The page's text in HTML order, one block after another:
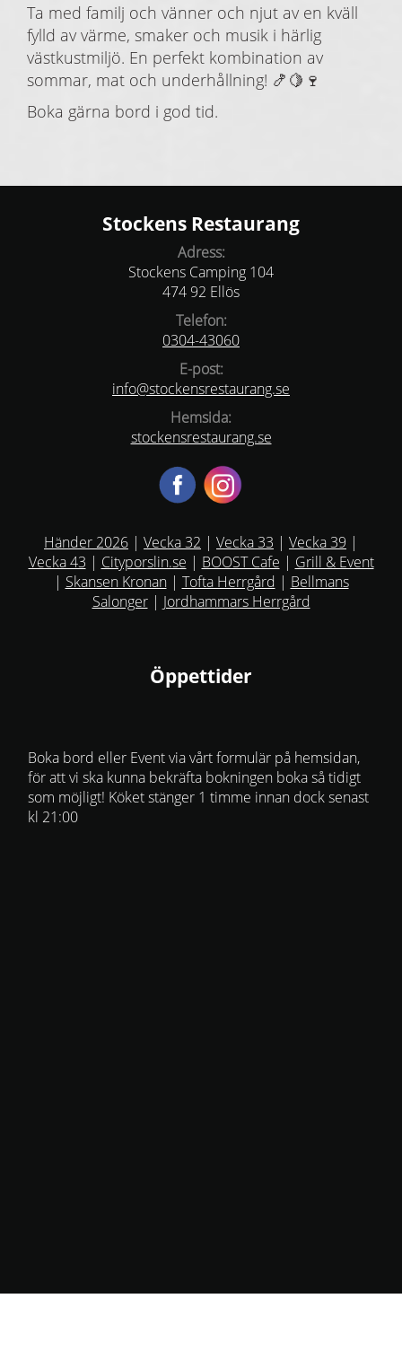
Ta med familj och vänner och njut av en kväll
fylld av värme, smaker och musik i härlig
västkustmiljö. En perfekt kombination av
sommar, mat och underhållning! 🍤🍋🍷
Boka gärna bord i god tid.
Stockens Restaurang
Adress:
Stockens Camping 104
474 92 Ellös
Telefon:
0304-43060
E-post:
info@stockensrestaurang.se
Hemsida:
stockensrestaurang.se
Händer 2026 | Vecka 32 | Vecka 33 | Vecka 39 |
Vecka 43 | Cityporslin.se | BOOST Cafe | Grill & Event
| Skansen Kronan| Tofta Herrgård | Bellmans
Salonger| Jordhammars Herrgård
Öppettider
Boka bord eller Event via vårt formulär på hemsidan,
för att vi ska kunna bekräfta bokningen boka så tidigt
som möjligt! Köket stänger 1 timme innan dock senast
kl 21:00